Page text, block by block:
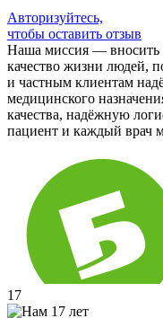
Авторизуйтесь,
чтобы оставить отзыв
Наша миссия — вносить
качество жизни людей,
и частным клиентам
медицинского
качества, надёжную
пациент и каждый врач
17